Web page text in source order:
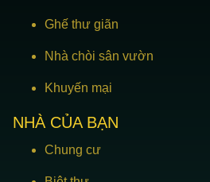
Ghế thư giãn
Nhà chòi sân vườn
Khuyến mại
NHÀ CỦA BẠN
Chung cư